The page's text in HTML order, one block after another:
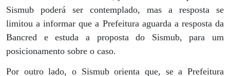
Sismub poderá ser contemplado, mas a resposta se
limitou a informar que a Prefeitura aguarda a resposta da
Bancred e estuda a proposta do Sismub, para um
posicionamento sobre o caso.
Por outro lado, o Sismub orienta que, se a Prefeitura